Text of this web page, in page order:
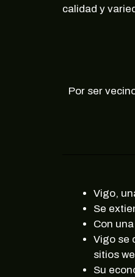
calidad y
Por ser
Vigo,
Se
Con
Vigo se
sitios
Su